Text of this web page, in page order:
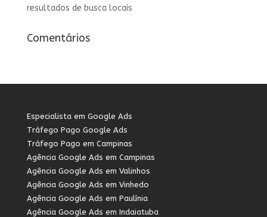
resultados de busca locais
Comentários
Especialista em Google Ads
Tráfego Pago Google Ads
Tráfego Pago em Campinas
Agência Google Ads em Campinas
Agência Google Ads em Valinhos
Agência Google Ads em Vinhedo
Agência Google Ads em Paulínia
Agência Google Ads em Indaiatuba